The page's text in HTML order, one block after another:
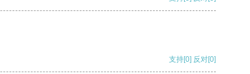
支持[0] 反对[0]